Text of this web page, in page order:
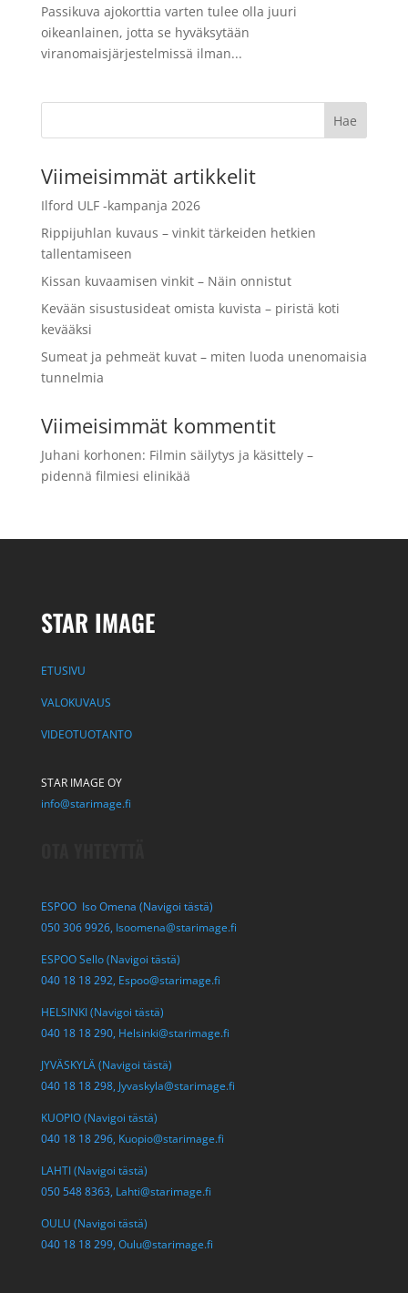
Passikuva ajokorttia varten tulee olla juuri
oikeanlainen, jotta se hyväksytään
viranomaisjärjestelmissä ilman...
Viimeisimmät artikkelit
Ilford ULF -kampanja 2026
Rippijuhlan kuvaus – vinkit tärkeiden hetkien
tallentamiseen
Kissan kuvaamisen vinkit – Näin onnistut
Kevään sisustusideat omista kuvista – piristä koti
kevääksi
Sumeat ja pehmeät kuvat – miten luoda unenomaisia
tunnelmia
Viimeisimmät kommentit
Juhani korhonen: Filmin säilytys ja käsittely –
pidennä filmiesi elinikää
STAR IMAGE
ETUSIVU
VALOKUVAUS
VIDEOTUOTANTO
STAR IMAGE OY
info@starimage.fi
ESPOO Iso Omena (Navigoi tästä)
050 306 9926, Isoomena@starimage.fi
ESPOO Sello (Navigoi tästä)
040 18 18 292, Espoo@starimage.fi
HELSINKI (Navigoi tästä)
040 18 18 290, Helsinki@starimage.fi
JYVÄSKYLÄ (Navigoi tästä)
040 18 18 298, Jyvaskyla@starimage.fi
KUOPIO (Navigoi tästä)
040 18 18 296, Kuopio@starimage.fi
LAHTI (Navigoi tästä)
050 548 8363, Lahti@starimage.fi
OULU (Navigoi tästä)
040 18 18 299, Oulu@starimage.fi